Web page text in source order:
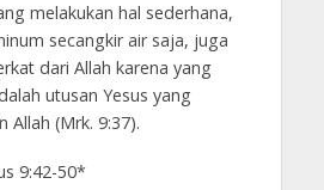
melakukan hal sederhana,
secangkir air saja, juga
dari Allah karena yang
utusan Yesus yang
Allah (Mrk. 9:37).
9:42-50*